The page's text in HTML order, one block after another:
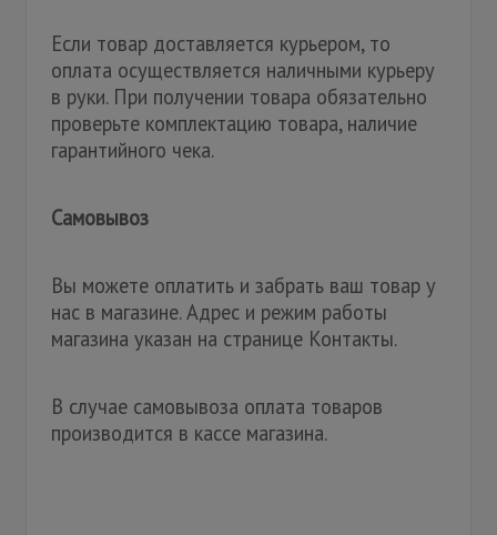
Если товар доставляется курьером, то
оплата осуществляется наличными курьеру
в руки. При получении товара обязательно
проверьте комплектацию товара, наличие
гарантийного чека.
Самовывоз
Вы можете оплатить и забрать ваш товар у
нас в магазине. Адрес и режим работы
магазина указан на странице Контакты.
В случае самовывоза оплата товаров
производится в кассе магазина.